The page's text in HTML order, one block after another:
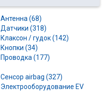
Антенна (68)
Датчики (318)
Клаксон / гудок (142)
Кнопки (34)
Проводка (177)
Сенсор airbag (327)
Электрооборудование EV